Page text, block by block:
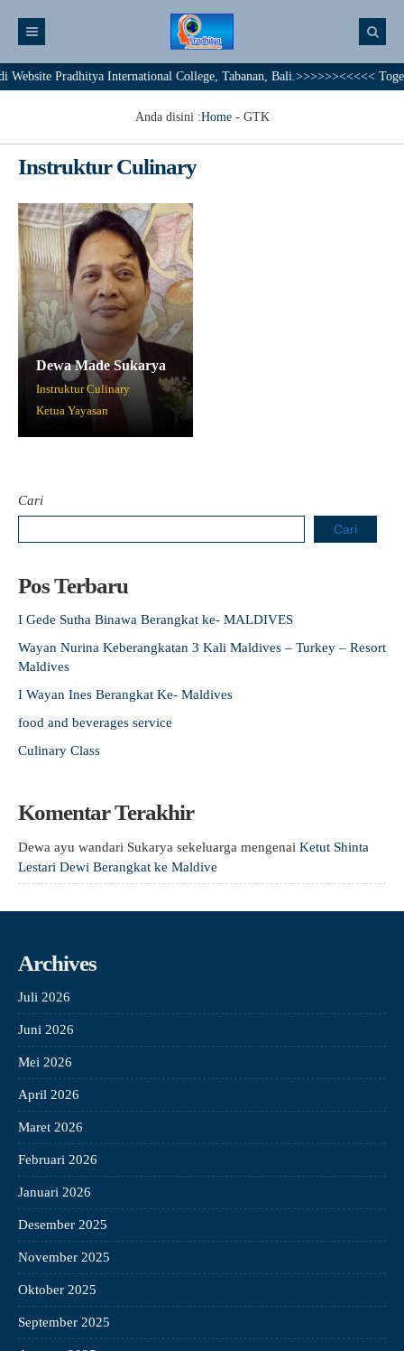
Pradhitya International College, Tabanan, Bali.>>>>>><<<<<
Anda disini :Home- GTK
Instruktur Culinary
Dewa Made Sukarya
Instruktur Culinary
Ketua Yayasan
Cari
Cari
Pos Terbaru
I Gede Sutha Binawa Berangkat ke- MALDIVES
Wayan Nurina Keberangkatan 3 Kali Maldives – Turkey – Resort
Maldives
I Wayan Ines Berangkat Ke- Maldives
food and beverages service
Culinary Class
Komentar Terakhir
Dewa ayu wandari Sukarya sekeluarga mengenai Ketut Shinta
Lestari Dewi Berangkat ke Maldive
Archives
Juli 2026
Juni 2026
Mei 2026
April 2026
Maret 2026
Februari 2026
Januari 2026
Desember 2025
November 2025
Oktober 2025
September 2025